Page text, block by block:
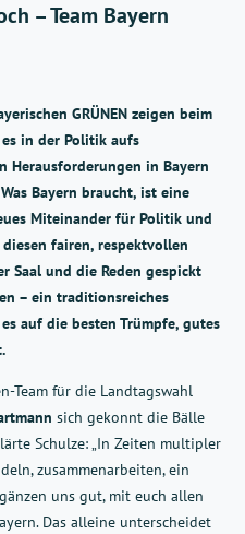
– Team Bayern
GRÜNEN zeigen beim
in der Politik aufs
Herausforderungen in Bayern
Bayern braucht, ist eine
Miteinander für Politik und
diesen fairen, respektvollen
Saal und die Reden gespickt
– ein traditionsreiches
auf die besten Trümpfe, gutes
Team für die Landtagswahl
sich gekonnt die Bälle
Schulze: „In Zeiten multipler
zusammenarbeiten, ein
uns gut, mit euch allen
Das alleine unterscheidet